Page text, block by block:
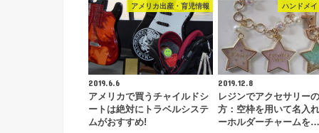
アメリカ出産・育児情報
2019.6.6
アメリカで買うチャイルドシ
ートは絶対にトラベルシステ
ムがおすすめ!
ハンドメイ
2019.12.8
レジンでアクセサリー
方：空枠を用いて名入
ーホルダーチャームを…